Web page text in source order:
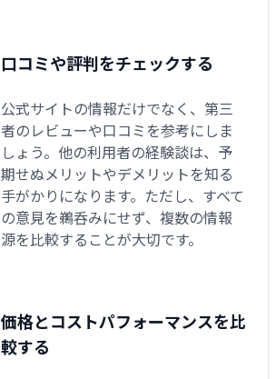
口コミや評判をチェックする
公式サイトの情報だけでなく、第三
者のレビューや口コミを参考にしま
しょう。他の利用者の経験談は、予
期せぬメリットやデメリットを知る
手がかりになります。ただし、すべて
の意見を鵜呑みにせず、複数の情報
源を比較することが大切です。
価格とコストパフォーマンスを比
較する